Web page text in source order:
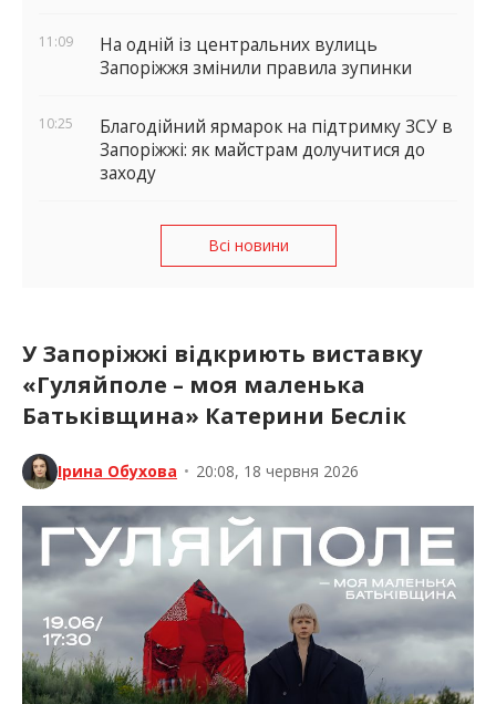
11:09
На одній із центральних вулиць
Запоріжжя змінили правила зупинки
10:25
Благодійний ярмарок на підтримку ЗСУ в
Запоріжжі: як майстрам долучитися до
заходу
Всі новини
У Запоріжжі відкриють виставку
«Гуляйполе – моя маленька
Батьківщина» Катерини Беслік
Ірина Обухова • 20:08, 18 червня 2026